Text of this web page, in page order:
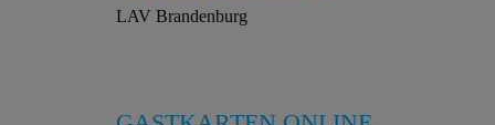
LAV Brandenburg